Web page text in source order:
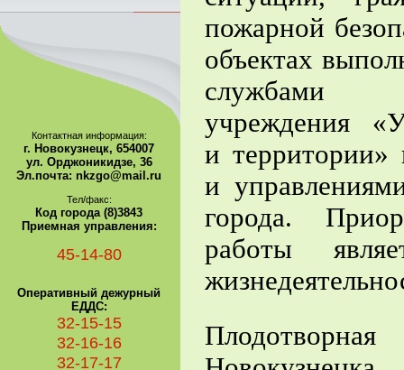
пожарной
объектах
службами
учреждения
и территории»
и
города.
работы
Контактная информация:
г. Новокузнецк, 654007
ул. Орджоникидзе, 36
Эл.почта: nkzgo@mail.ru
Тел/факс:
Код города (8)3843
Приемная управления:
45-14-80
Оперативный дежурный
ЕДДС:
32-15-15
32-16-16
32-17-17